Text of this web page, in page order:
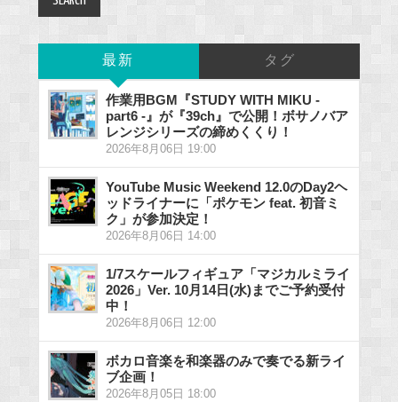
最新 タグ
作業用BGM『STUDY WITH MIKU -
part6 -』が『39ch』で公開！ボサノバア
レンジシリーズの締めくくり！
2026年8月06日 19:00
YouTube Music Weekend 12.0のDay2ヘ
ッドライナーに「ポケモン feat. 初音ミ
ク」が参加決定！
2026年8月06日 14:00
1/7スケールフィギュア「マジカルミライ
2026」Ver. 10月14日(水)までご予約受付
中！
2026年8月06日 12:00
ボカロ音楽を和楽器のみで奏でる新ライ
ブ企画！
2026年8月05日 18:00